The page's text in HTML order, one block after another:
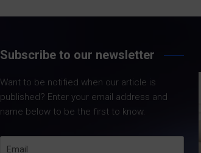
Subscribe to our newsletter
Want to be notified when our article is
published? Enter your email address and
name below to be the first to know.
महानिदेशक लेफ्टिनेंट जनरल
नई दिल्ली स्थित उत्तराखण्ड